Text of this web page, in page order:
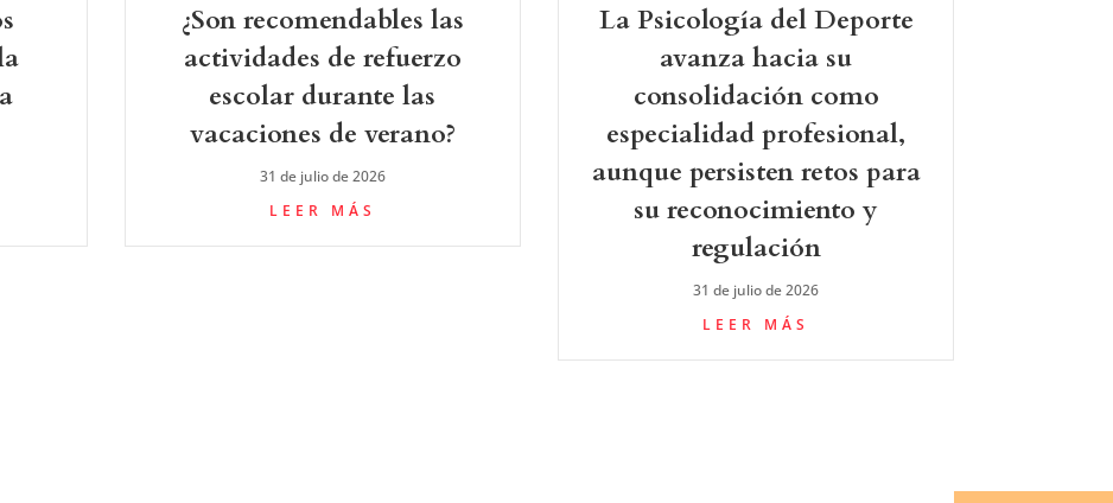
¿Son recomendables las
actividades de refuerzo
escolar durante las
vacaciones de verano?
31 de julio de 2026
LEER MÁS
La Psicología del Deporte
avanza hacia su
consolidación como
especialidad profesional,
aunque persisten retos para
su reconocimiento y
regulación
31 de julio de 2026
LEER MÁS